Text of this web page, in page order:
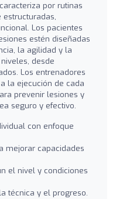
por rutinas
Los pacientes
estén diseñadas
la agilidad y la
desde
Los entrenadores
la ejecución de cada
prevenir lesiones y
seguro y efectivo.
con enfoque
mejorar capacidades
el nivel y condiciones
técnica y el progreso.